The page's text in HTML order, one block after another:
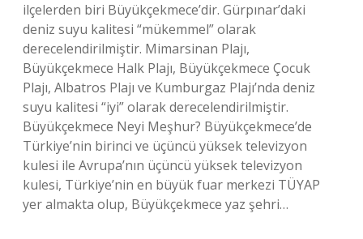
ilçelerden biri Büyükçekmece’dir. Gürpınar’daki
deniz suyu kalitesi “mükemmel” olarak
derecelendirilmiştir. Mimarsinan Plajı,
Büyükçekmece Halk Plajı, Büyükçekmece Çocuk
Plajı, Albatros Plajı ve Kumburgaz Plajı’nda deniz
suyu kalitesi “iyi” olarak derecelendirilmiştir.
Büyükçekmece Neyi Meşhur? Büyükçekmece’de
Türkiye’nin birinci ve üçüncü yüksek televizyon
kulesi ile Avrupa’nın üçüncü yüksek televizyon
kulesi, Türkiye’nin en büyük fuar merkezi TÜYAP
yer almakta olup, Büyükçekmece yaz şehri…